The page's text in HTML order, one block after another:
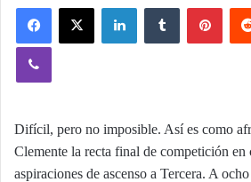
Difícil, pero no imposible. Así es como
Clemente la recta final de competición en
aspiraciones de ascenso a Tercera. A